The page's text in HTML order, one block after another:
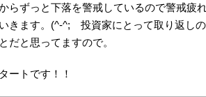
らずっと下落を警戒しているので警戒疲
きます。(^-^; 投資家にとって取り返し
だと思ってますので。
ートです！！